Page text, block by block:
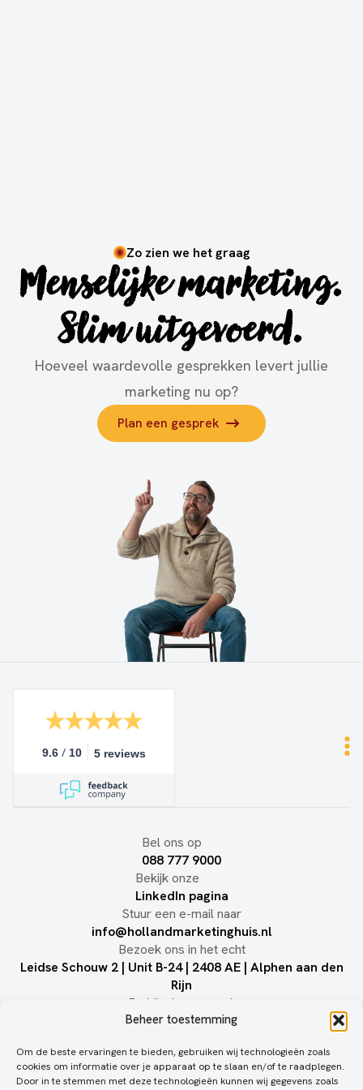
Beheer toestemming
Om de beste ervaringen te bieden, gebruiken wij technologieën zoals
cookies om informatie over je apparaat op te slaan en/of te raadplegen.
Door in te stemmen met deze technologieën kunnen wij gegevens zoals
Zo zien we het graag
Menselijke marketing.
Slim uitgevoerd.
Hoeveel waardevolle gesprekken levert jullie
marketing nu op?
Plan een gesprek
9.6 / 10 5 reviews
Bel ons op
088 777 9000
Bekijk onze
LinkedIn pagina
Stuur een e-mail naar
info@hollandmarketinghuis.nl
Bezoek ons in het echt
Leidse Schouw 2 | Unit B-24 | 2408 AE | Alphen aan den
Rijn
Juridisch geneuzel:
Privacy statement
holland
marketinghuis
BTW:
NL857101936B01
holland
marketinghuis